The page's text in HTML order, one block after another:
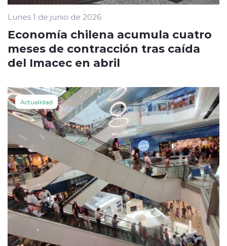
Lunes 1 de junio de 2026
Economía chilena acumula cuatro
meses de contracción tras caída
del Imacec en abril
Actualidad